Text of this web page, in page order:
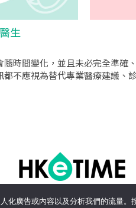
生
時間變化，並且未必完全準
不應視為替代專業醫療建議
關於 隱私政策 使用條款
sem公司 |網頁設計| 網頁設計公司
化廣告或內容以及分析我們的流量。